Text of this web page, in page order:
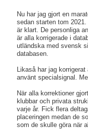
Nu har jag gjort en
sedan starten tom
är klart. De personliga
är alla korrigerade i
utländska med svensk
databasen.
Likaså har jag
använt specialsignal.
När alla korrektioner
klubbar och privata
varje år. Fick flera
placeringen medan de
som de skulle göra när